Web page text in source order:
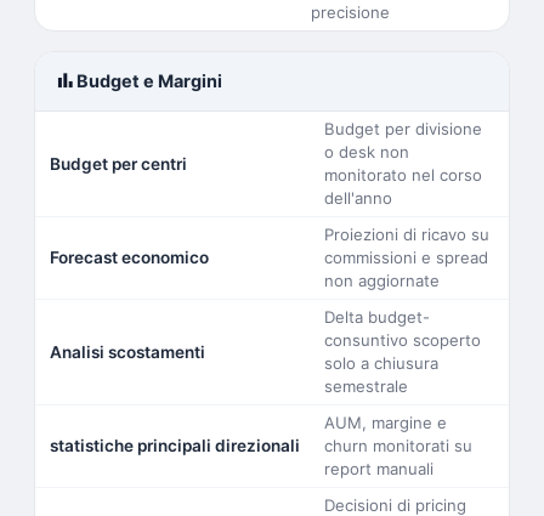
precisione
bar_chart Budget e Margini
Budget per centri
Budget per divisione
o desk non
monitorato nel corso
dell'anno
Forecast economico
Proiezioni di ricavo su
commissioni e spread
non aggiornate
Analisi scostamenti
Delta budget-
consuntivo scoperto
solo a chiusura
semestrale
statistiche principali direzionali
AUM, margine e
churn monitorati su
report manuali
Decisioni di pricing